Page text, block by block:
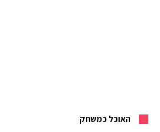
האוכל כמשחק